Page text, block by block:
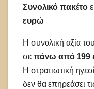
Συνολικό πακέτο
ευρώ
Η συνολική αξία
σε πάνω από 199
Η στρατιωτική
δεν θα επηρεάσει